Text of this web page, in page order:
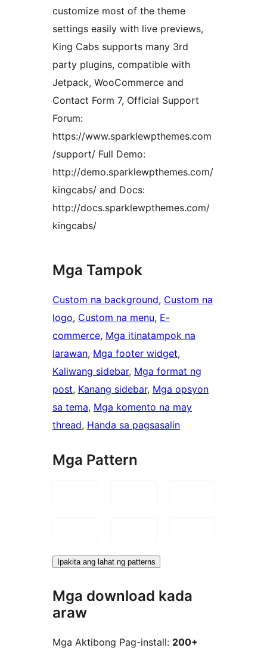
customize most of the theme
settings easily with live previews,
King Cabs supports many 3rd
party plugins, compatible with
Jetpack, WooCommerce and
Contact Form 7, Official Support
Forum:
https://www.sparklewpthemes.com
/support/ Full Demo:
http://demo.sparklewpthemes.com/
kingcabs/ and Docs:
http://docs.sparklewpthemes.com/
kingcabs/
Mga Tampok
Custom na background, Custom na
logo, Custom na menu, E-
commerce, Mga itinatampok na
larawan, Mga footer widget
Kaliwang sidebar, Mga format ng
post, Kanang sidebar, Mga opsyon
sa tema, Mga komento na may
thread, Handa sa pagsasalin
Mga Pattern
Ipakita ang lahat ng patterns
Mga download kada
araw
Mga Aktibong Pag-install: 200+